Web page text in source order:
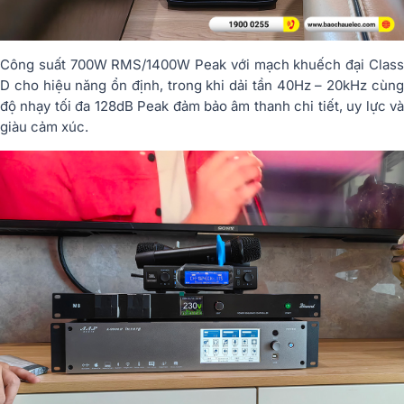
Công suất 700W RMS/1400W Peak với mạch khuếch đại Class
D cho hiệu năng ổn định, trong khi dải tần 40Hz – 20kHz cùng
độ nhạy tối đa 128dB Peak đảm bảo âm thanh chi tiết, uy lực và
giàu cảm xúc.